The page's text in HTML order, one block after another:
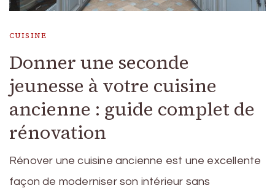
CUISINE
Donner une seconde
jeunesse à votre cuisine
ancienne : guide complet de
rénovation
Rénover une cuisine ancienne est une excellente
façon de moderniser son intérieur sans